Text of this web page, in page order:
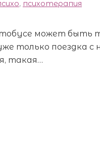
, психотерапия
может быть
только поездка
такая…